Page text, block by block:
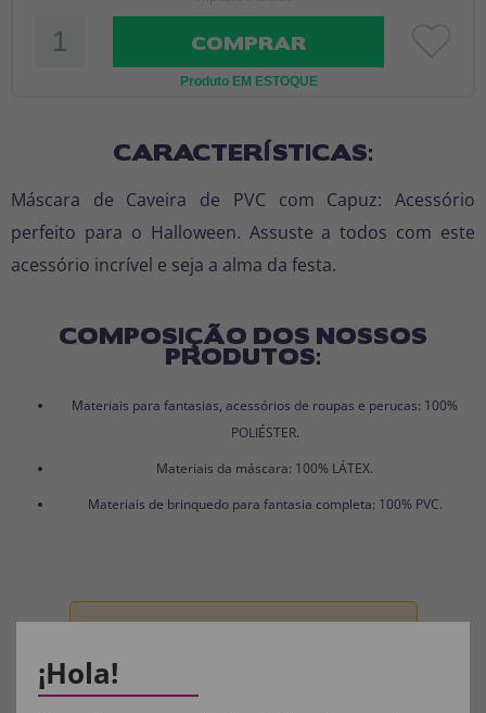
COMPRAR
Produto EM ESTOQUE
CARACTERÍSTICAS:
Máscara de Caveira de PVC com Capuz: Acessório
perfeito para o Halloween. Assuste a todos com este
acessório incrível e seja a alma da festa.
COMPOSIÇÃO DOS NOSSOS
PRODUTOS:
Materiais para fantasias, acessórios de roupas e perucas: 100%
POLIÉSTER.
Materiais da máscara: 100% LÁTEX.
Materiais de brinquedo para fantasia completa: 100% PVC.
Aviso:
menores de 36 meses devem ser supervisionados
¡Hola!